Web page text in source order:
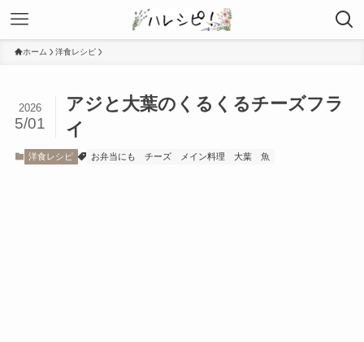
ホーム 洋食レシピ
アジと大葉のくるくるチーズフラ
イ
2026
5/01
洋食レシピ お弁当にも チーズ メイン料理 大葉 魚